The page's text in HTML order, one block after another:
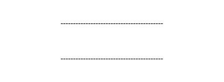
-----------------------------------------
-----------------------------------------